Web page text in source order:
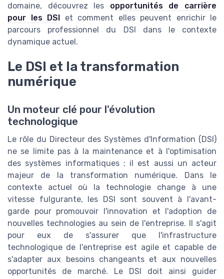
domaine, découvrez les opportunités de carrière
pour les DSI et comment elles peuvent enrichir le
parcours professionnel du DSI dans le contexte
dynamique actuel.
Le DSI et la transformation
numérique
Un moteur clé pour l'évolution
technologique
Le rôle du Directeur des Systèmes d'Information (DSI)
ne se limite pas à la maintenance et à l'optimisation
des systèmes informatiques ; il est aussi un acteur
majeur de la transformation numérique. Dans le
contexte actuel où la technologie change à une
vitesse fulgurante, les DSI sont souvent à l'avant-
garde pour promouvoir l'innovation et l'adoption de
nouvelles technologies au sein de l'entreprise. Il s'agit
pour eux de s'assurer que l'infrastructure
technologique de l'entreprise est agile et capable de
s'adapter aux besoins changeants et aux nouvelles
opportunités de marché. Le DSI doit ainsi guider